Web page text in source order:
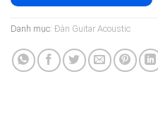
Danh mục: Đàn Guitar Acoustic